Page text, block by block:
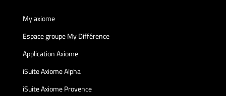
My axiome
Espace groupe My Différence
Application Axiome
iSuite Axiome Alpha
iSuite Axiome Provence